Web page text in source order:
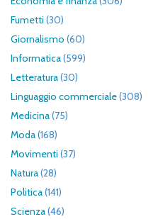
Fumetti (30)
Giornalismo (60)
Informatica(599)
Letteratura(30)
Linguaggio commerciale(308)
Medicina(75)
Moda(168)
Movimenti (37)
Natura(28)
Politica(141)
Scienza(46)